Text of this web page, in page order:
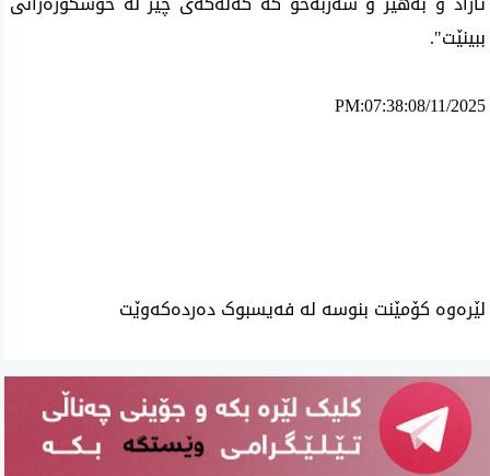
ببینێت".
PM:07:38:08/11/2025
لێرەوە کۆمێنت بنوسە لە فەیسبوک دەردەکەوێت